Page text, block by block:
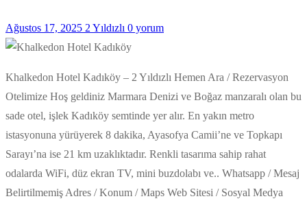
Ağustos 17, 2025 2 Yıldızlı 0 yorum
Khalkedon Hotel Kadıköy – 2 Yıldızlı Hemen Ara / Rezervasyon
Otelimize Hoş geldiniz Marmara Denizi ve Boğaz manzaralı olan bu
sade otel, işlek Kadıköy semtinde yer alır. En yakın metro
istasyonuna yürüyerek 8 dakika, Ayasofya Camii’ne ve Topkapı
Sarayı’na ise 21 km uzaklıktadır. Renkli tasarıma sahip rahat
odalarda WiFi, düz ekran TV, mini buzdolabı ve.. Whatsapp / Mesaj
Belirtilmemiş Adres / Konum / Maps Web Sitesi / Sosyal Medya